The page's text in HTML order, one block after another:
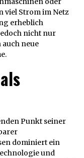
viel Strom im Netz
erheblich
nicht nur
neue
Punkt seiner
dominiert ein
und